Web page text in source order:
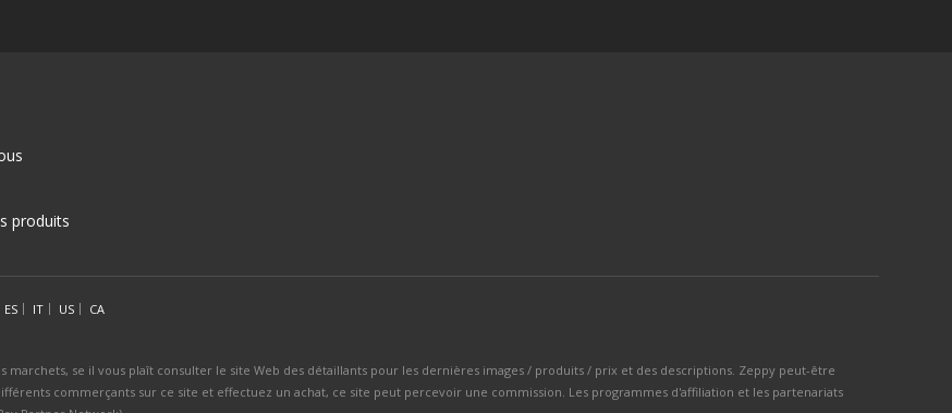
produits
ES IT US
CA
se il vous plaît consulter le site Web des détaillants pour les dernières images / produits / prix et des descriptions. Zeppy peut-être
commerçants sur ce site et effectuez un achat, ce site peut percevoir une commission. Les programmes d'affiliation et les partenariats